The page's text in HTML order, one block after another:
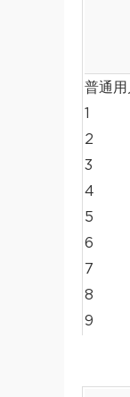
普通用
1
2
3
4
5
6
7
8
9